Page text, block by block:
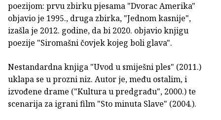
poezijom: prvu zbirku pjesama "Dvorac Amerika"
objavio je 1995., druga zbirka, "Jednom kasnije",
izašla je 2012. godine, da bi 2020. objavio knjigu
poezije "Siromašni čovjek kojeg boli glava".
Nestandardna knjiga "Uvod u smiješni ples" (2011.)
uklapa se u prozni niz. Autor je, među ostalim, i
izvođene drame ("Kultura u predgrađu", 2000.) te
scenarija za igrani film "Sto minuta Slave" (2004.).